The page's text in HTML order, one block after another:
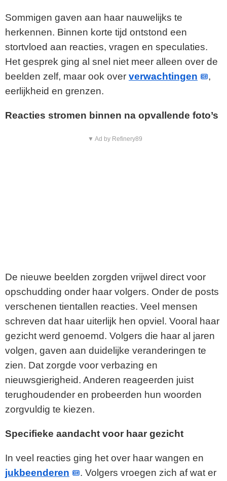
Sommigen gaven aan haar nauwelijks te
herkennen. Binnen korte tijd ontstond een
stortvloed aan reacties, vragen en speculaties.
Het gesprek ging al snel niet meer alleen over de
beelden zelf, maar ook over verwachtingen
,
eerlijkheid en grenzen.
Reacties stromen binnen na opvallende foto’s
▼ Ad by Refinery89
De nieuwe beelden zorgden vrijwel direct voor
opschudding onder haar volgers. Onder de posts
verschenen tientallen reacties. Veel mensen
schreven dat haar uiterlijk hen opviel. Vooral haar
gezicht werd genoemd. Volgers die haar al jaren
volgen, gaven aan duidelijke veranderingen te
zien. Dat zorgde voor verbazing en
nieuwsgierigheid. Anderen reageerden juist
terughoudender en probeerden hun woorden
zorgvuldig te kiezen.
Specifieke aandacht voor haar gezicht
In veel reacties ging het over haar wangen en
jukbeenderen
. Volgers vroegen zich af wat er